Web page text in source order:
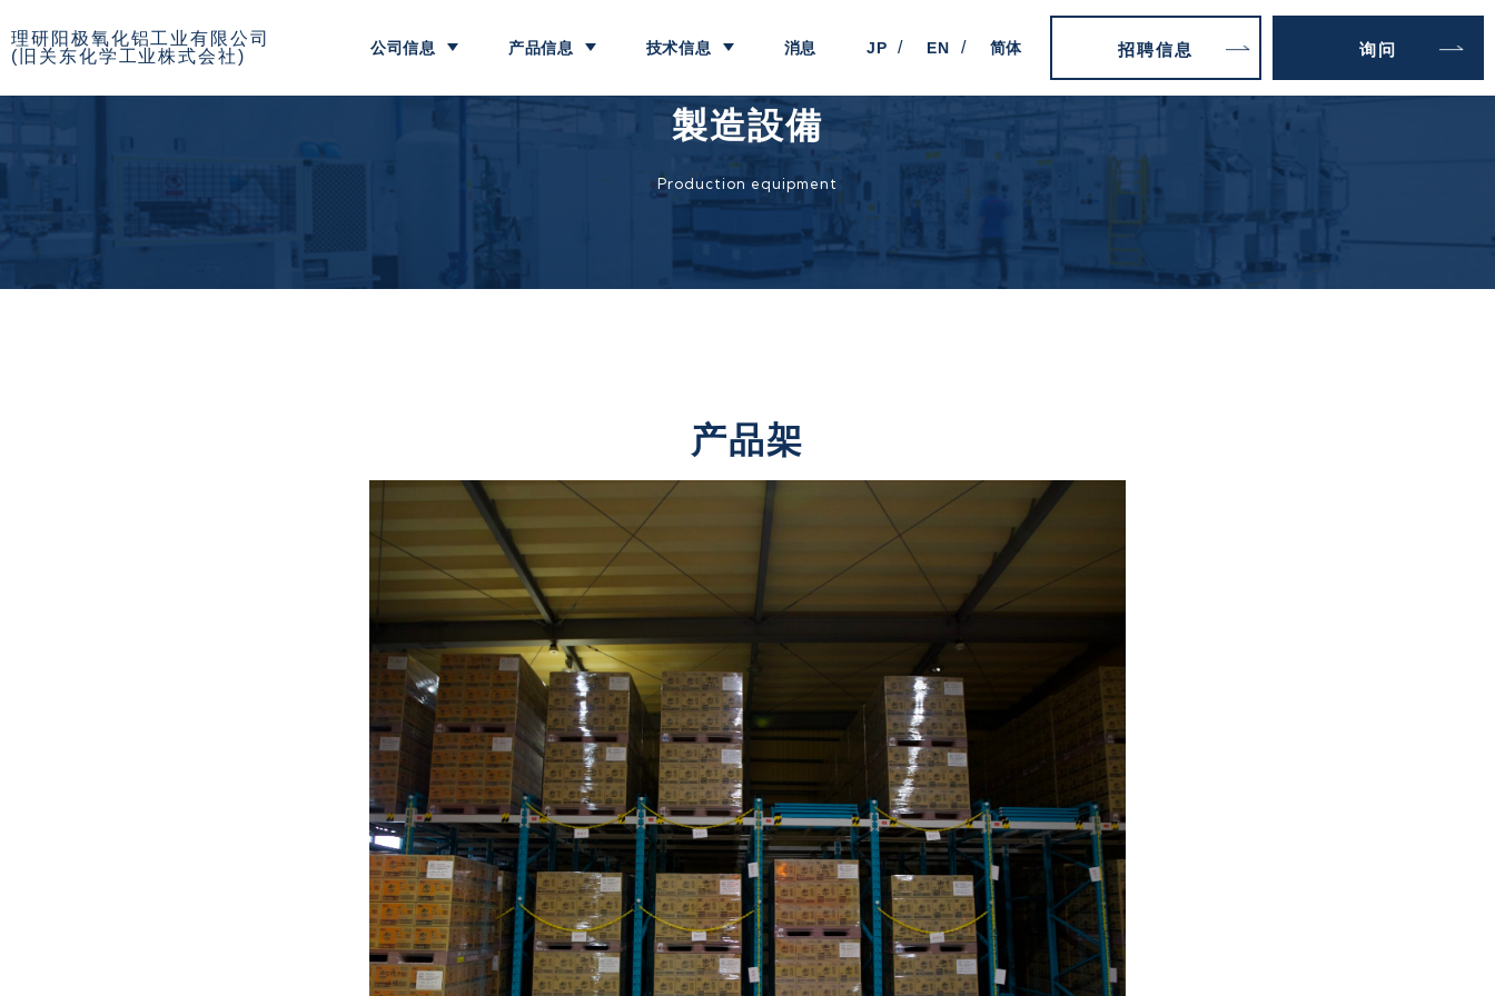
理研阳极氧化铝工业有限公司
(旧关东化学工业株式会社)
公司信息 产品信息 技术信息 消息 JP / EN / 简体 招聘信息 询问
製造設備
Production equipment
产品架